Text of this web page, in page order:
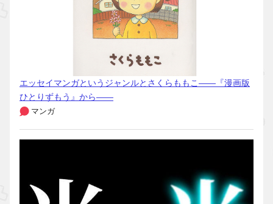
エッセイマンガというジャンルとさくらももこ――『漫画版
ひとりずもう』から――
マンガ